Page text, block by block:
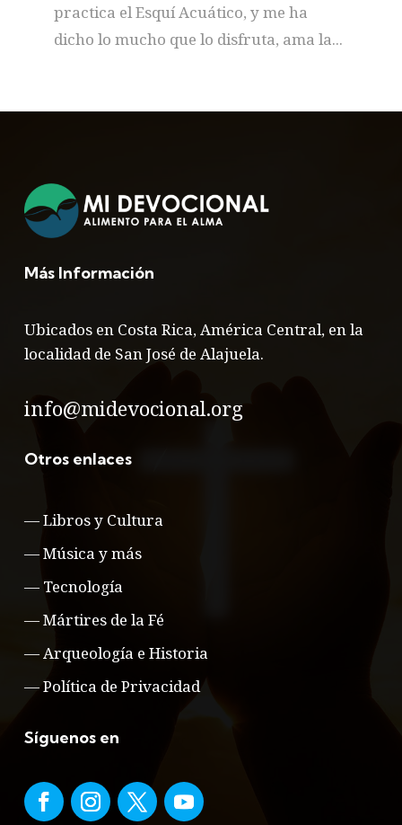
practica el Esquí Acuático, y me ha
dicho lo mucho que lo disfruta, ama la...
Más Información
Ubicados en Costa Rica, América Central, en la
localidad de San José de Alajuela.
info@midevocional.org
Otros enlaces
—Libros y Cultura
—Música y más
— Tecnología
—Mártires de la Fé
—Arqueología e Historia
—Política de Privacidad
Síguenos en